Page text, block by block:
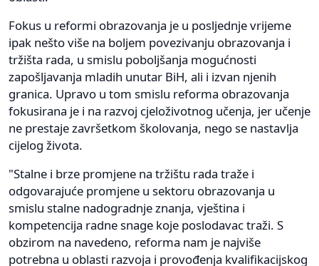
Fokus u reformi obrazovanja je u posljednje vrijeme
ipak nešto više na boljem povezivanju obrazovanja i
tržišta rada, u smislu poboljšanja mogućnosti
zapošljavanja mladih unutar BiH, ali i izvan njenih
granica. Upravo u tom smislu reforma obrazovanja
fokusirana je i na razvoj cjeloživotnog učenja, jer učenje
ne prestaje završetkom školovanja, nego se nastavlja
cijelog života.
"Stalne i brze promjene na tržištu rada traže i
odgovarajuće promjene u sektoru obrazovanja u
smislu stalne nadogradnje znanja, vještina i
kompetencija radne snage koje poslodavac traži. S
obzirom na navedeno, reforma nam je najviše
potrebna u oblasti razvoja i provođenja kvalifikacijskog